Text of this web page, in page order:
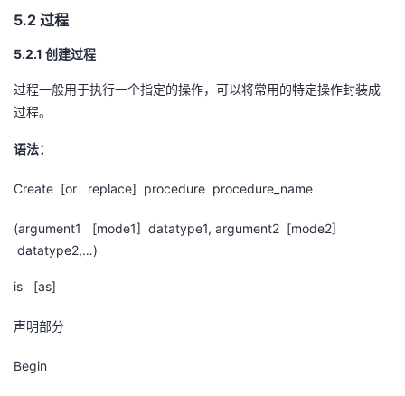
程
认
的
我
藏
技
支
的
声
5.2 过程
5.2.1 创建过程
过程一般用于执行一个指定的操作，可以将常用的特定操作封装成
过程。
语法：
Create [or replace] procedure procedure_name
(argument1 [mode1] datatype1, argument2 [mode2]
datatype2,…)
is [as]
声明部分
Begin